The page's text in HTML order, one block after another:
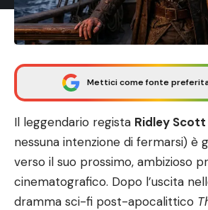
Mettici come fonte
Il leggendario regista Ridley Scott
nessuna intenzione di fermarsi) è
verso il suo prossimo, ambizioso
cinematografico. Dopo l’uscita
dramma sci-fi post-apocalittico